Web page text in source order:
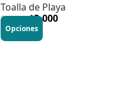
Toalla de Playa
$9.990 $3.000
Opciones